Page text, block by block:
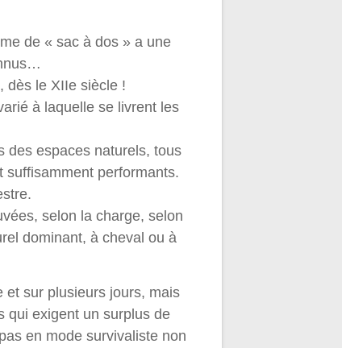
de « sac à dos » a une
dès le XIIe siècle !
à laquelle se livrent les
des espaces naturels, tous
suffisamment performants.
selon la charge, selon
dominant, à cheval ou à
et sur plusieurs jours, mais
qui exigent un surplus de
en mode survivaliste non